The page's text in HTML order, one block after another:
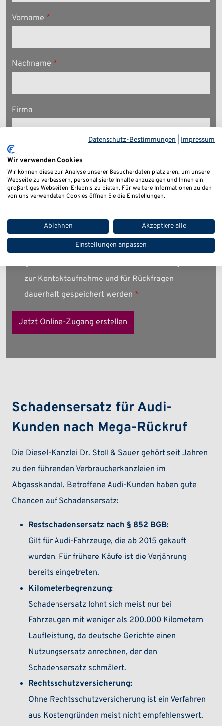
Vorname
Nachname
Firma
E-Mail
Telefon
Datenschutzerklärung
zur Kontaktaufnahme und für Rückfragen
dauerhaft gespeichert werden
Schadensersatz für Audi-
Kunden nach Mega-Rückruf
Die Diesel-Kanzlei Dr. Stoll & Sauer gehört seit Jahren
zu den führenden Verbraucherkanzleien im
Abgasskandal. Betroffene Audi-Kunden haben gute
Chancen auf Schadensersatz:
Restschadensersatz nach § 852 BGB:
Gilt für Audi-Fahrzeuge, die ab 2015 gekauft
wurden. Für frühere Käufe ist die Verjährung
bereits eingetreten.
Kilometerbegrenzung:
Schadensersatz lohnt sich meist nur bei
Fahrzeugen mit weniger als 200.000 Kilometern
Laufleistung, da deutsche Gerichte einen
Nutzungsersatz anrechnen, der den
Schadensersatz schmälert.
Rechtsschutzversicherung:
Ohne Rechtsschutzversicherung ist ein Verfahren
aus Kostengründen meist nicht empfehlenswert.
Datenschutz-Bestimmungen Impressum
Wir verwenden Cookies
Wir können diese zur Analyse unserer Besucherdaten platzieren, um unsere
Webseite zu verbessern, personalisierte Inhalte anzuzeigen und Ihnen ein
großartiges Webseiten-Erlebnis zu bieten. Für weitere Informationen zu den
von uns verwendeten Cookies öffnen Sie die Einstellungen.
Ablehnen Akzeptiere alle
Einstellungen anpassen